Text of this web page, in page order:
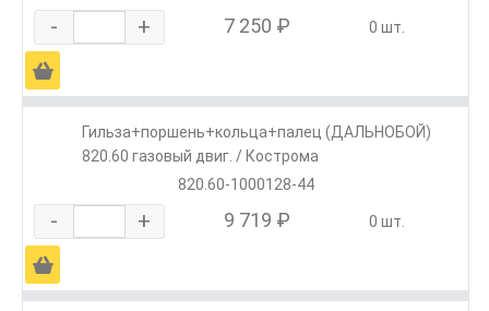
- + 7 250 ₽ 0 шт.
Ä
Гильза+поршень+кольца+палец (ДАЛЬНОБОЙ)
820.60 газовый двиг. / Кострома
820.60-1000128-44
- + 9 719 ₽ 0 шт.
Ä